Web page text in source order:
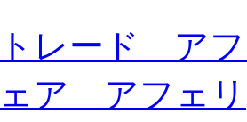
レード ア
ア アフェリ